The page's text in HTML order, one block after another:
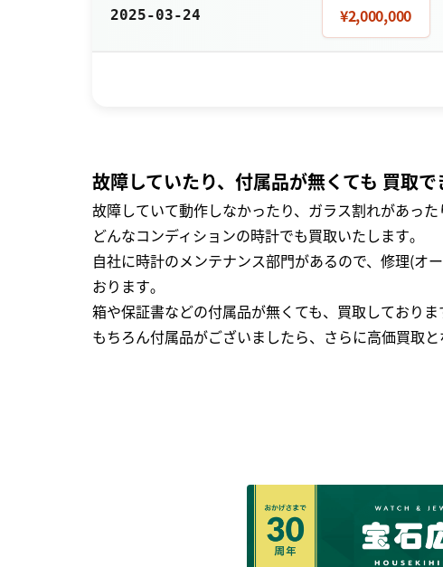
2025-03-24 ¥2,000,000
故障していたり、付属品が無くても 買取で
故障していて動作しなかったり、ガラス割れがあった
どんなコンディションの時計でも買取いたします｡
自社に時計のメンテナンス部門があるので、修理(オ
おります｡
箱や保証書などの付属品が無くても、買取しておりま
もちろん付属品がございましたら、さらに高価買取